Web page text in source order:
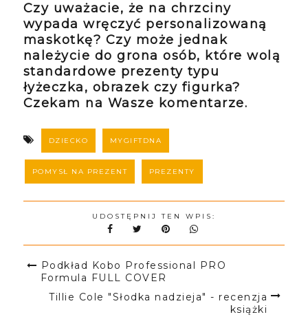
Czy uważacie, że na chrzciny
wypada wręczyć personalizowaną
maskotkę? Czy może jednak
należycie do grona osób, które wolą
standardowe prezenty typu
łyżeczka, obrazek czy figurka?
Czekam na Wasze komentarze.
DZIECKO MYGIFTDNA
POMYSŁ NA PREZENT PREZENTY
UDOSTĘPNIJ TEN WPIS:
Podkład Kobo Professional PRO
Formula FULL COVER
Tillie Cole "Słodka nadzieja" - recenzja
książki